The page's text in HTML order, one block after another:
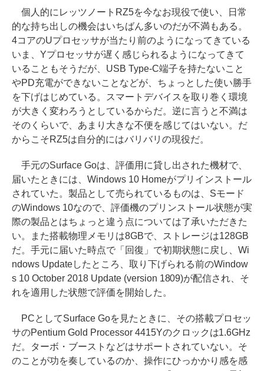
個人的にレッツノートRZ5を今なお現役で使い、日常
的な持ち出しの機会はいちばん多いのだが不満もある。
4コアのUプロセッサが当たり前のようになってきている
いま、Yプロセッサが遅く感じられるようになってきて
いることもそうだが、USB Type-C端子を持たないこと
やPD充電ができないことなどが、ちょっとした使い勝手
を下げはじめている。スマートデバイスを取り巻く環境
が大きく変わろうとしているからだ。逆に言うと不満は
そのくらいで、あまり大きな不便を感じてはいない。だ
からこそRZ5は自分的にはバリバリの現役だ。
手元のSurface Goは、評価用に貸し出された機材で、
届いたときには、Windows 10 Homeがプリインストール
されていた。製品として売られているものは、Sモード
のWindows 10なので、評価機のプリンストール状態が実
際の製品とはちょっと違う点については了承いただきた
い。また搭載物理メモリは8GBで、ストレージは128GB
だ。手元に届いた時点で「回復」で初期状態に戻し、Wi
ndows Updateしたところ、取り下げられる前のWindow
s 10 October 2018 Update (version 1809)が配信され、そ
れを適用した状態で評価を開始した。
PCとしてSurface Goを見たときに、その搭載プロセッ
サのPentium Gold Processor 4415Yのクロックは1.6GHz
だ。ターボ・ブーストなどはサポートされていない。そ
のことが功を奏しているのか、操作にひっかかり感を感